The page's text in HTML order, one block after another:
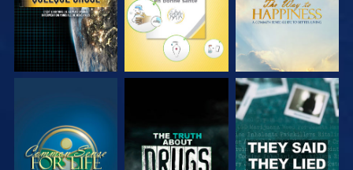
REGARDER REGARDER REGARDER